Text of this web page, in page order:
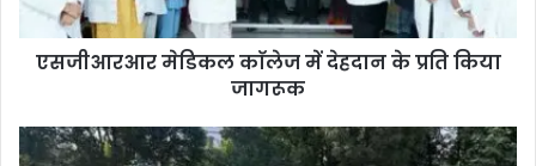
एसजीआरआर मेडिकल काॅलेज में देहदान के प्रति किया
जागरूक